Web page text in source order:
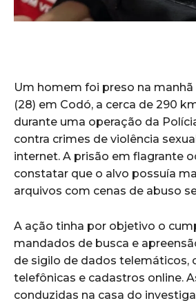
Um homem foi preso na
(28) em Codó, a cerca de 290
durante uma operação da
contra crimes de violência
internet. A prisão em flagrante
constatar que o alvo possuía
arquivos com cenas de abuso
A ação tinha por objetivo o
mandados de busca e
de sigilo de dados telemáticos,
telefônicas e cadastros online.
conduzidas na casa do